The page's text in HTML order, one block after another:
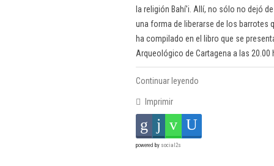
la religión Bahí’i. Allí, no sólo no dejó
una forma de liberarse de los barrotes
ha compilado en el libro que se
Arqueológico de Cartagena a las 20.00
Continuar leyendo
Imprimir
powered by social2s